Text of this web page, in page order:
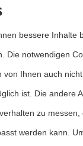
bessere Inhalte
Die notwendigen
Ihnen auch
ist. Die andere
zu
werden kann.